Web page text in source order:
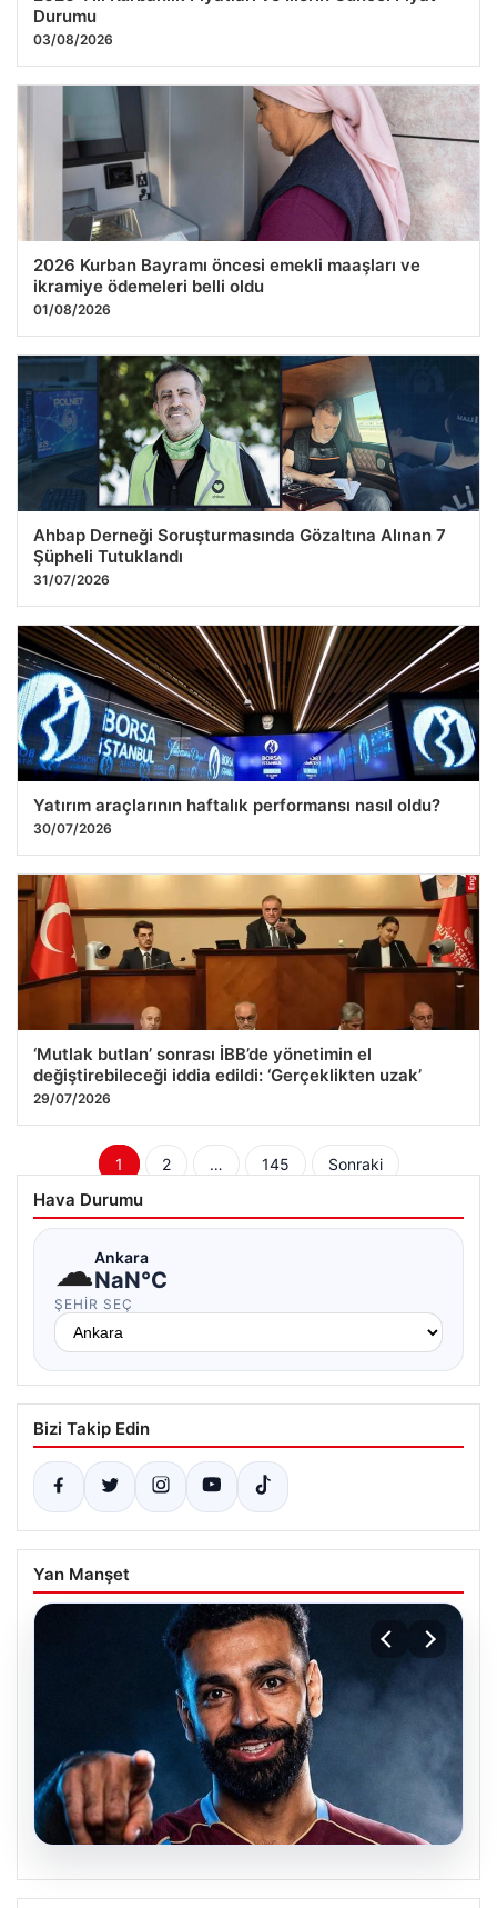
Durumu
03/08/2026
2026 Kurban Bayramı öncesi emekli maaşları ve
ikramiye ödemeleri belli oldu
01/08/2026
Ahbap Derneği Soruşturmasında Gözaltına Alınan 7
Şüpheli Tutuklandı
31/07/2026
Yatırım araçlarının haftalık performansı nasıl oldu?
30/07/2026
‘Mutlak butlan’ sonrası İBB’de yönetimin el
değiştirebileceği iddia edildi: ‘Gerçeklikten uzak’
29/07/2026
Yazı
sayfalaması
1 2 … 145 Sonraki
Hava Durumu
☁Ankara
NaN°C
ŞEHIR SEÇ
Bizi Takip Edin
Yan Manşet
05.08.2026